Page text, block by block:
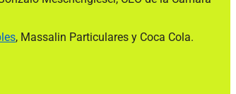
, Massalin Particulares y Coca Cola.